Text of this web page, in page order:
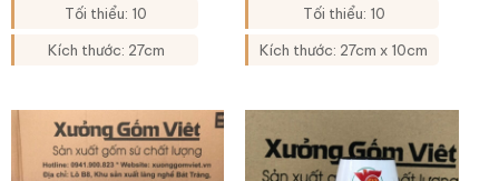
Tối thiểu: 10
Kích thước: 27cm
Tối thiểu: 10
Kích thước: 27cm x 10cm